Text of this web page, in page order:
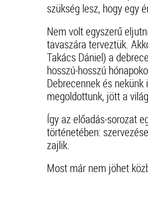
szükség lesz, hogy egy
Nem volt egyszerű
tavaszára terveztük.
Takács Dániel) a
hosszú-hosszú
Debrecennek és
megoldottunk, jött a
Így az előadás-sorozat
történetében:
zajlik.
Most már nem jöhet